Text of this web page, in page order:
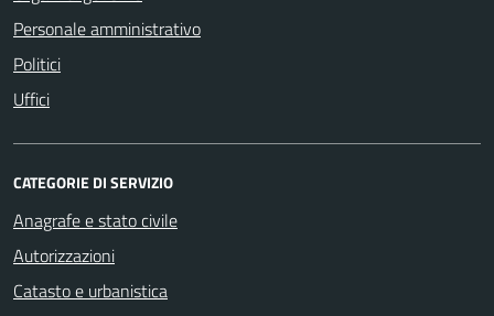
Personale amministrativo
Politici
Uffici
CATEGORIE DI SERVIZIO
Anagrafe e stato civile
Autorizzazioni
Catasto e urbanistica